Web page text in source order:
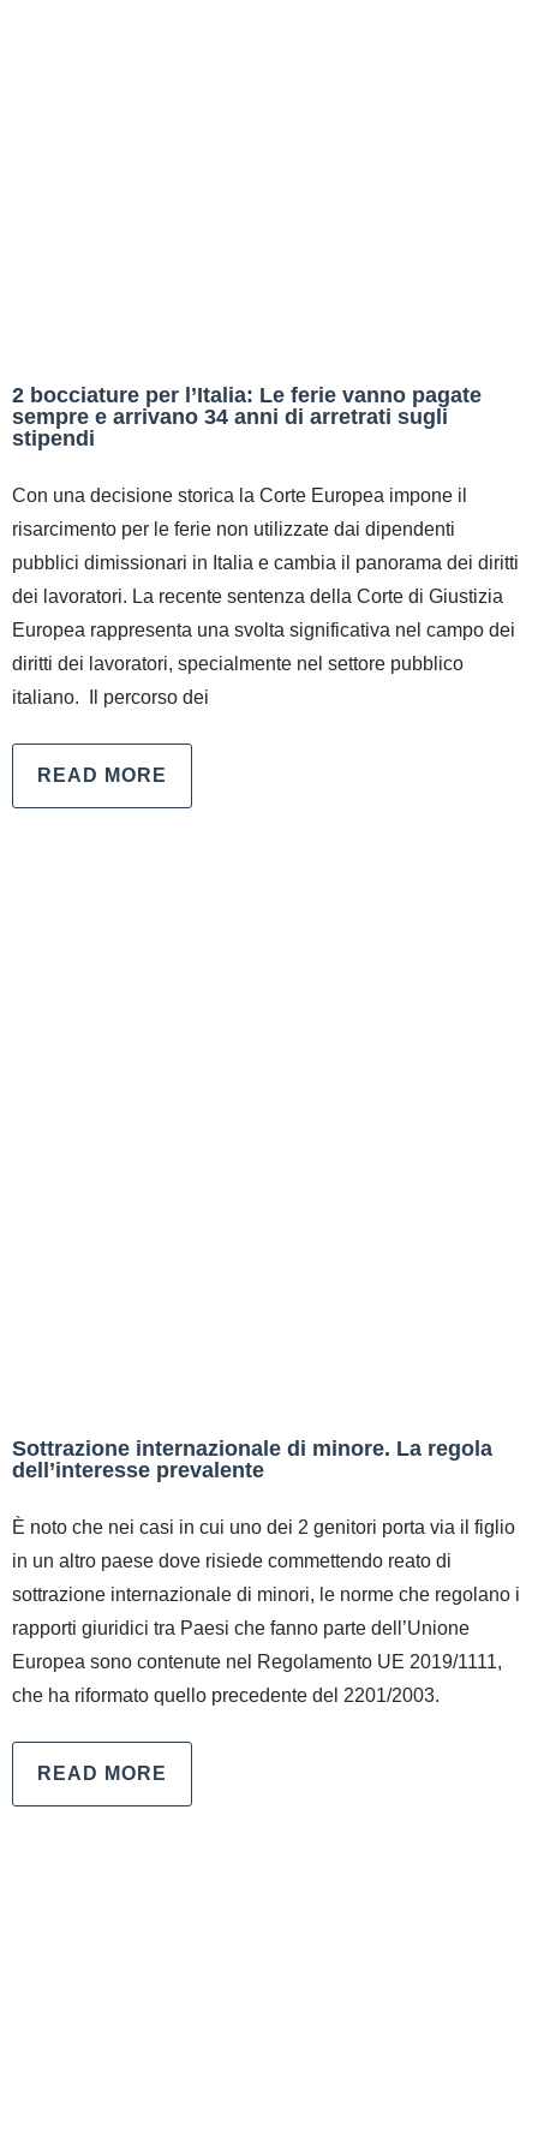
2 bocciature per l’Italia: Le ferie vanno pagate
sempre e arrivano 34 anni di arretrati sugli
stipendi
Con una decisione storica la Corte Europea impone il
risarcimento per le ferie non utilizzate dai dipendenti
pubblici dimissionari in Italia e cambia il panorama dei diritti
dei lavoratori. La recente sentenza della Corte di Giustizia
Europea rappresenta una svolta significativa nel campo dei
diritti dei lavoratori, specialmente nel settore pubblico
italiano. Il percorso dei
READ MORE
Sottrazione internazionale di minore. La regola
dell’interesse prevalente
È noto che nei casi in cui uno dei 2 genitori porta via il figlio
in un altro paese dove risiede commettendo reato di
sottrazione internazionale di minori, le norme che regolano i
rapporti giuridici tra Paesi che fanno parte dell’Unione
Europea sono contenute nel Regolamento UE 2019/1111,
che ha riformato quello precedente del 2201/2003.
READ MORE